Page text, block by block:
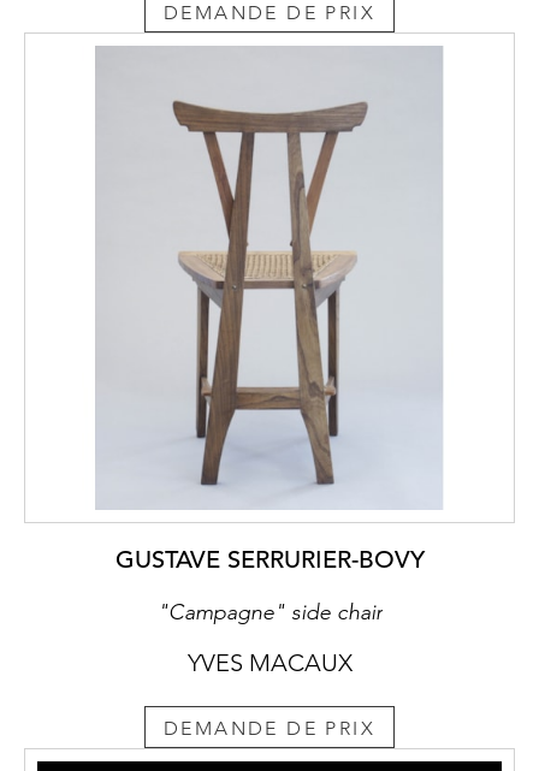
DEMANDE DE PRIX
GUSTAVE SERRURIER-BOVY
"Campagne" side chair
YVES MACAUX
DEMANDE DE PRIX